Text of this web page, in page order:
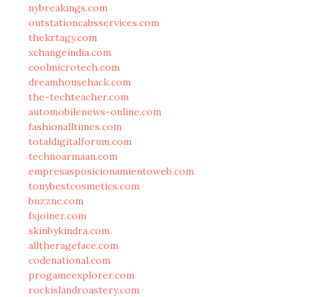
nybreakings.com
outstationcabsservices.com
thekrtagy.com
xchangeindia.com
coolmicrotech.com
dreamhousehack.com
the-techteacher.com
automobilenews-online.com
fashionalltimes.com
totaldigitalforum.com
technoarmaan.com
empresasposicionamientoweb.com
tonybestcosmetics.com
buzznc.com
fxjoiner.com
skinbykindra.com
alltherageface.com
codenational.com
progameexplorer.com
rockislandroastery.com